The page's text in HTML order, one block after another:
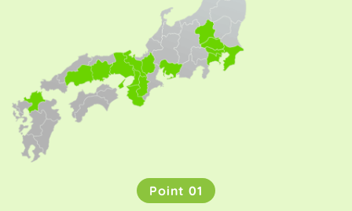
Point 01